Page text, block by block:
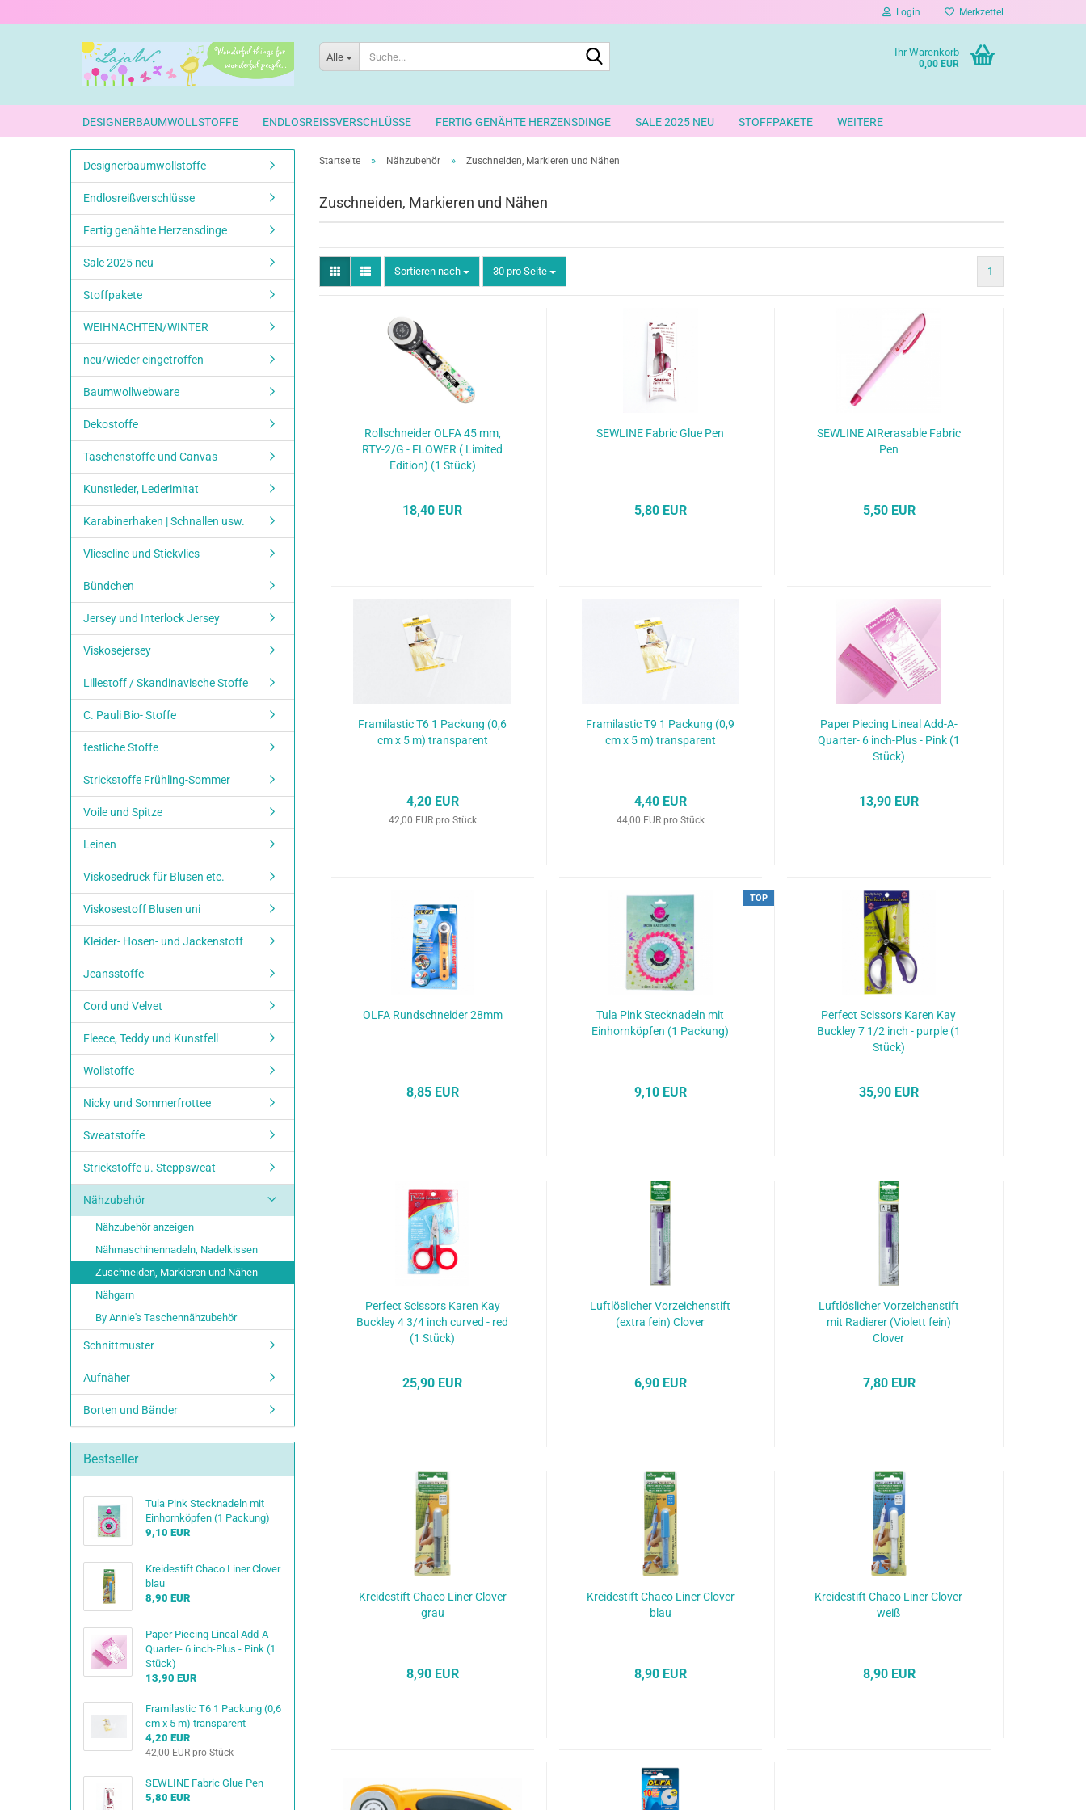
Login Merkzettel
Alle Ihr Warenkorb
0,00 EUR
DESIGNERBAUMWOLLSTOFFE ENDLOSREISSVERSCHLÜSSE FERTIG GENÄHTE HERZENSDINGE SALE 2025 NEU STOFFPAKETE WEITERE
Startseite » Nähzubehör » Zuschneiden, Markieren und Nähen
Zuschneiden, Markieren und Nähen
Sortieren nach
Sortieren nach 30 pro Seite
pro Seite 1
Rollschneider OLFA 45 mm,
RTY-2/G - FLOWER ( Limited
Edition) (1 Stück)
18,40 EUR
SEWLINE Fabric Glue Pen
5,80 EUR
SEWLINE AIRerasable Fabric
Pen
5,50 EUR
Framilastic T6 1 Packung (0,6
cm x 5 m) transparent
4,20 EUR
42,00 EUR pro Stück
Framilastic T9 1 Packung (0,9
cm x 5 m) transparent
4,40 EUR
44,00 EUR pro Stück
Paper Piecing Lineal Add-A-
Quarter- 6 inch-Plus - Pink (1
Stück)
13,90 EUR
OLFA Rundschneider 28mm
8,85 EUR
TOP
Tula Pink Stecknadeln mit
Einhornköpfen (1 Packung)
9,10 EUR
Perfect Scissors Karen Kay
Buckley 7 1/2 inch - purple (1
Stück)
35,90 EUR
Perfect Scissors Karen Kay
Buckley 4 3/4 inch curved - red
(1 Stück)
25,90 EUR
Luftlöslicher Vorzeichenstift
(extra fein) Clover
6,90 EUR
Luftlöslicher Vorzeichenstift
mit Radierer (Violett fein)
Clover
7,80 EUR
Kreidestift Chaco Liner Clover
grau
8,90 EUR
Kreidestift Chaco Liner Clover
blau
8,90 EUR
Kreidestift Chaco Liner Clover
weiß
8,90 EUR
Designerbaumwollstoffe
Endlosreißverschlüsse
Fertig genähte Herzensdinge
Sale 2025 neu
Stoffpakete
WEIHNACHTEN/WINTER
neu/wieder eingetroffen
Baumwollwebware
Dekostoffe
Taschenstoffe und Canvas
Kunstleder, Lederimitat
Karabinerhaken | Schnallen usw.
Vlieseline und Stickvlies
Bündchen
Jersey und Interlock Jersey
Viskosejersey
Lillestoff / Skandinavische Stoffe
C. Pauli Bio- Stoffe
festliche Stoffe
Strickstoffe Frühling-Sommer
Voile und Spitze
Leinen
Viskosedruck für Blusen etc.
Viskosestoff Blusen uni
Kleider- Hosen- und Jackenstoff
Jeansstoffe
Cord und Velvet
Fleece, Teddy und Kunstfell
Wollstoffe
Nicky und Sommerfrottee
Sweatstoffe
Strickstoffe u. Steppsweat
Nähzubehör
Nähzubehör anzeigen
Nähmaschinennadeln, Nadelkissen
Zuschneiden, Markieren und Nähen
Nähgarn
By Annie's Taschennähzubehör
Schnittmuster
Aufnäher
Borten und Bänder
Bestseller
Tula Pink Stecknadeln mit
Einhornköpfen (1 Packung)
9,10 EUR
Kreidestift Chaco Liner Clover
blau
8,90 EUR
Paper Piecing Lineal Add-A-
Quarter- 6 inch-Plus - Pink (1
Stück)
13,90 EUR
Framilastic T6 1 Packung (0,6
cm x 5 m) transparent
4,20 EUR
42,00 EUR pro Stück
SEWLINE Fabric Glue Pen
5,80 EUR